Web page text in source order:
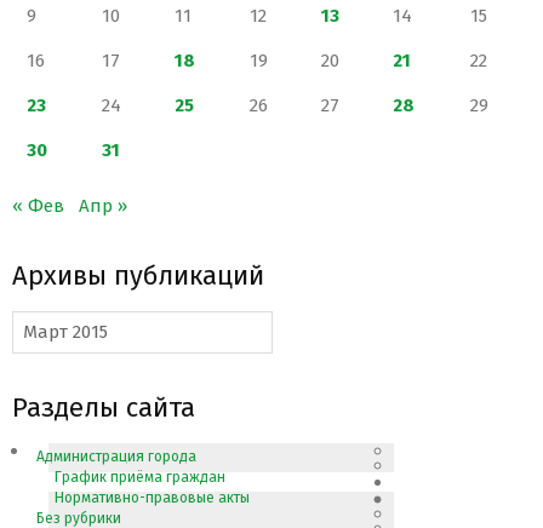
9 10 11 12 13 14 15
16 17 18 19 20 21 22
23 24 25 26 27 28 29
30 31
« Фев Апр »
Архивы публикаций
Архивы
публикаций
Разделы сайта
Администрация города
График приёма граждан
Нормативно-правовые акты
Без рубрики